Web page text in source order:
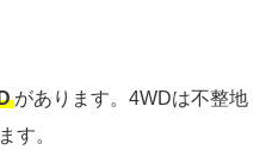
があります。4WDは不整地
す。